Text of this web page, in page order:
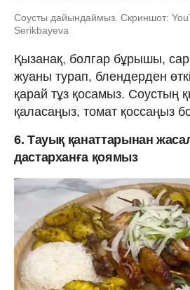
Соусты дайындаймыз. Скриншот:
Serikbayeva
Қызанақ, болгар бұрышы,
жуаны турап, блендерден
қарай тұз қосамыз. Соустың
қаласаңыз, томат қоссаңыз
6. Тауық қанаттарынан
дастарханға қоямыз